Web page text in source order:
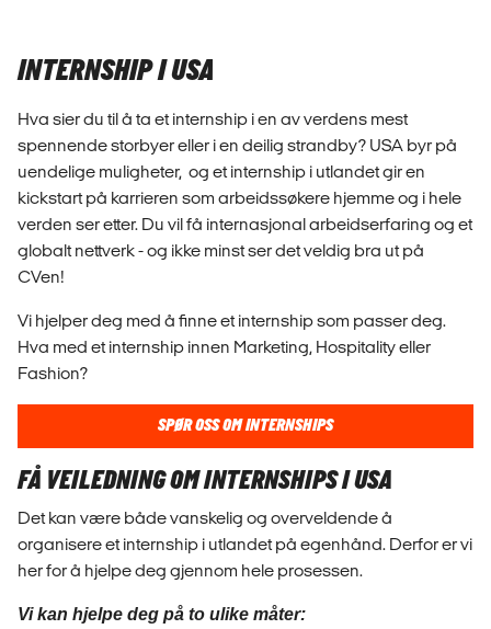
INTERNSHIP I USA
Hva sier du til å ta et internship i en av verdens mest
spennende storbyer eller i en deilig strandby? USA byr på
uendelige muligheter, og et internship i utlandet gir en
kickstart på karrieren som arbeidssøkere hjemme og i hele
verden ser etter. Du vil få internasjonal arbeidserfaring og et
globalt nettverk - og ikke minst ser det veldig bra ut på
CVen!
Vi hjelper deg med å finne et internship som passer deg.
Hva med et internship innen Marketing, Hospitality eller
Fashion?
SPØR OSS OM INTERNSHIPS
FÅ VEILEDNING OM INTERNSHIPS I USA
Det kan være både vanskelig og overveldende å
organisere et internship i utlandet på egenhånd. Derfor er vi
her for å hjelpe deg gjennom hele prosessen.
Vi kan hjelpe deg på to ulike måter: